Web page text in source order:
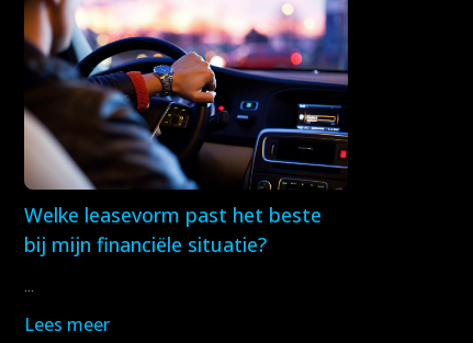
Welke leasevorm past het beste
bij mijn financiële situatie?
...
Lees meer